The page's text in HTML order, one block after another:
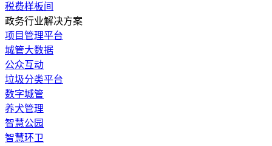
税费样板间
政务行业解决方案
​项目管理平台
城管大数据
公众互动
垃圾分类平台
数字城管
养犬管理
智慧公园
智慧环卫